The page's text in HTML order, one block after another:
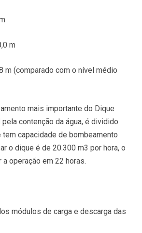
m
m (comparado com o nível médio
mais importante do Dique
contenção da água, é dividido
capacidade de bombeamento
o dique é de 20.300 m3 por hora, o
operação em 22 horas.
módulos de carga e descarga das